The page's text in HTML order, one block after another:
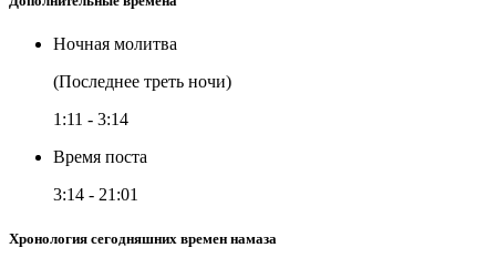
Ночная молитва
(Последнее треть ночи)
1:11 - 3:14
Время поста
3:14 - 21:01
Хронология сегодняшних времен намаза